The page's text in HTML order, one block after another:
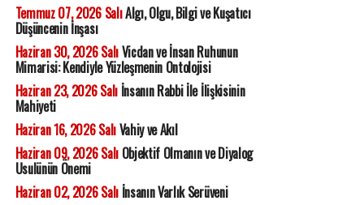
Temmuz 07, 2026 SalıAlgı, Olgu, Bilgi ve Kuşatıcı
Düşüncenin İnşası
Haziran 30, 2026 SalıVicdan ve İnsan Ruhunun
Mimarisi: Kendiyle Yüzleşmenin Ontolojisi
Haziran 23, 2026 Salıİnsanın Rabbi İle İlişkisinin
Mahiyeti
Haziran 16, 2026 SalıVahiy ve Akıl
Haziran 09, 2026 SalıObjektif Olmanın ve Diyalog
Usulünün Önemi
Haziran 02, 2026 Salıİnsanın Varlık Serüveni